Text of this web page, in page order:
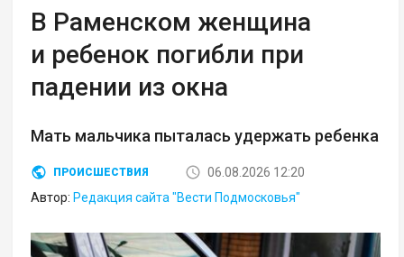
В Раменском женщина
и ребенок погибли при
падении из окна
Мать мальчика пыталась удержать ребенка
ПРОИСШЕСТВИЯ
06.08.2026 12:20
Автор: Редакция сайта "Вести Подмосковья"